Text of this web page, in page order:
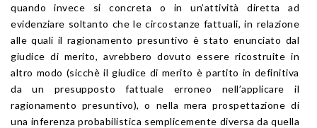
quando invece si concreta o in un’attività diretta ad
evidenziare soltanto che le circostanze fattuali, in relazione
alle quali il ragionamento presuntivo è stato enunciato dal
giudice di merito, avrebbero dovuto essere ricostruite in
altro modo (sicchè il giudice di merito è partito in definitiva
da un presupposto fattuale erroneo nell’applicare il
ragionamento presuntivo), o nella mera prospettazione di
una inferenza probabilistica semplicemente diversa da quella